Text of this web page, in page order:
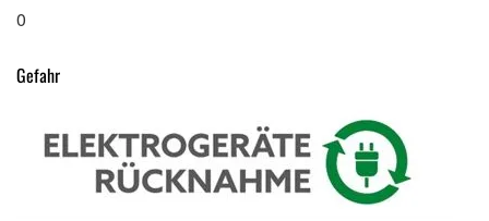
0
Gefahr